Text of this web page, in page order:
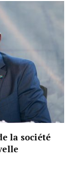
la société